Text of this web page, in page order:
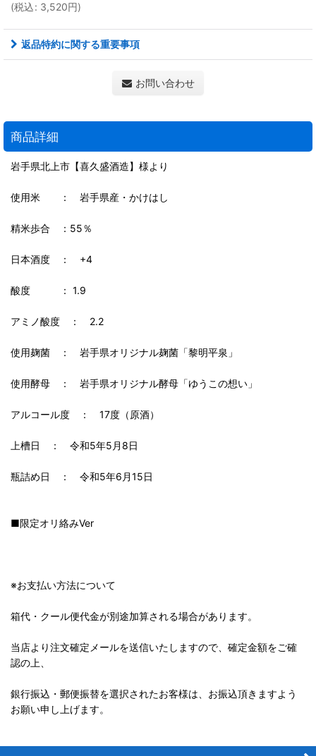
(税込: 3,520円)
返品特約に関する重要事項
お問い合わせ
商品詳細
岩手県北上市【喜久盛酒造】様より
使用米 ： 岩手県産・かけはし
精米歩合 ：55％
日本酒度 ： +4
酸度 ： 1.9
アミノ酸度 ： 2.2
使用麹菌 ： 岩手県オリジナル麹菌「黎明平泉」
使用酵母 ： 岩手県オリジナル酵母「ゆうこの想い」
アルコール度 ： 17度（原酒）
上槽日 ： 令和5年5月8日
瓶詰め日 ： 令和5年6月15日
■限定オリ絡みVer
※お支払い方法について
箱代・クール便代金が別途加算される場合があります。
当店より注文確定メールを送信いたしますので、確定金額をご確
認の上、
銀行振込・郵便振替を選択されたお客様は、お振込頂きますよう
お願い申し上げます。